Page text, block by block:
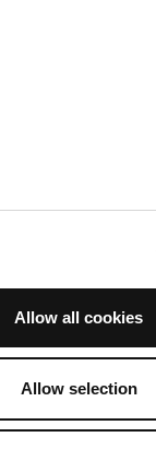
Allow all cookies
Allow selection
ficha de ruta: 23 de